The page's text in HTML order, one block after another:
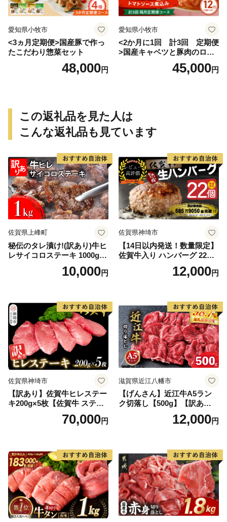
愛知県小牧市
<3ヵ月定期便>国産豚で作っ
たこだわり惣菜セット
48,000円
愛知県小牧市
<2か月に1回 計3回 定期便
>国産キャベツと豚肉のロー
ルキャベツ（6P入り）
45,000円
この返礼品を見た人は
こんな返礼品も見ています
佐賀県上峰町
秘伝のタレ漬け!(訳あり)牛ヒ
レサイコロステーキ 1000g
10,000円
佐賀県神埼市
【14日以内発送！数量限定】
佐賀牛入り ハンバーグ 22個
2.6kg(120g×22個)【佐賀牛
黒毛和牛 ブランド牛 九州 ハ
気】(H083106)
12,000円
佐賀県神埼市
【訳あり】佐賀牛ヒレステー
キ200g×5枚【佐賀牛 ステー
キ ブランド肉 ヒレ肉 フィレ
肉 ジューシー ヘルシー】(H0
70,000円
滋賀県近江八幡市
【げんさん】近江牛A5ラン
ク切落し【500g】【訳あり】
12,000円